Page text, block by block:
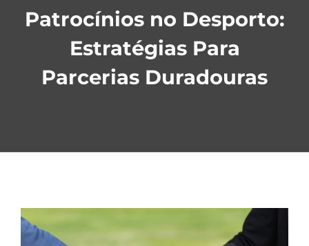
Patrocínios no Desporto:
Estratégias Para
Parcerias Duradouras
View
Larger